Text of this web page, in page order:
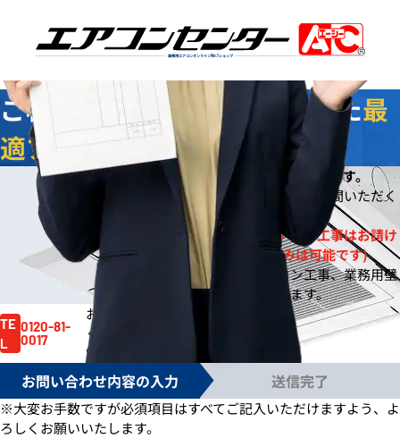
業務用エアコンオンラインNo.1ショップ
ご相談 無料 ！お客様に合わせた最
適プラン
をご提案します
今なら ※お見積りをご提出いたします。
※ご依頼の規模によりご案内までお時間いただく
場合もございます。
※一般住宅への壁掛ルームエアコン工事はお請け
しておりません。(機器販売のみは可能です)
※事務所や店舗のルームエアコン工事、業務用壁
掛エアコン工事は対応しております。
TE
L
0120-81-
0017
お見積り依頼はお電話でも賜ります。お気軽にご依頼
ください。
電話受付時間 /
お問い合わせ内容の入力 送信完了
※大変お手数ですが必須項目はすべてご記入いただけますよう、よ
ろしくお願いいたします。